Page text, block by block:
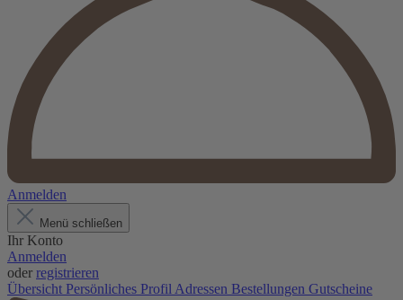
Anmelden
Menü schließen
Ihr Konto
Anmelden
oder registrieren
Übersicht Persönliches Profil Adressen Bestellungen Gutscheine